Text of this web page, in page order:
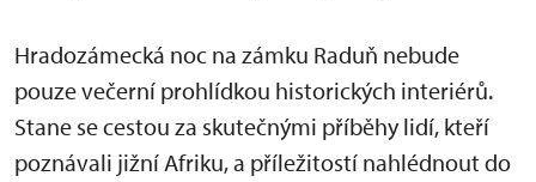
Hradozámecká noc na zámku Raduň nebude
pouze večerní prohlídkou historických interiérů.
Stane se cestou za skutečnými příběhy lidí, kteří
poznávali jižní Afriku, a příležitostí nahlédnout do